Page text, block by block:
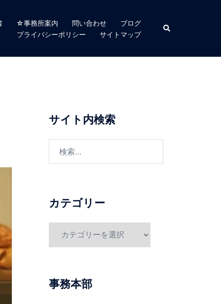
☆事務所案内 問い合わせ
ブログ
プライバシーポリシー
サイトマップ
検
索
サイト内検索
カテゴリー
ー
事務本部